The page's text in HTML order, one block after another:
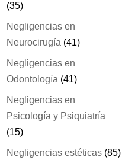
(35)
Negligencias en
Neurocirugía (41)
Negligencias en
Odontología (41)
Negligencias en
Psicología y Psiquiatría
(15)
Negligencias estéticas (85)